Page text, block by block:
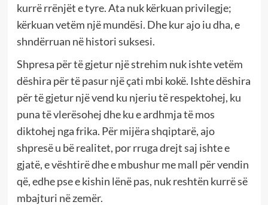
kurrë rrënjët e tyre. Ata nuk kërkuan privilegje;
kërkuan vetëm një mundësi. Dhe kur ajo iu dha, e
shndërruan në histori suksesi.
Shpresa për të gjetur një strehim nuk ishte vetëm
dëshira për të pasur një çati mbi kokë. Ishte dëshira
për të gjetur një vend ku njeriu të respektohej, ku
puna të vlerësohej dhe ku e ardhmja të mos
diktohej nga frika. Për mijëra shqiptarë, ajo
shpresë u bë realitet, por rruga drejt saj ishte e
gjatë, e vështirë dhe e mbushur me mall për vendin
që, edhe pse e kishin lënë pas, nuk reshtën kurrë së
mbajturi në zemër.